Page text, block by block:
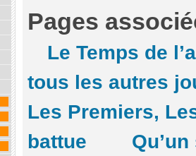
Pages
Le Temps de
tous les autres
Les Premiers,
battue